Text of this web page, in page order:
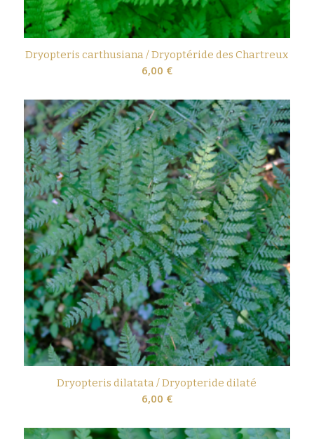
Dryopteris carthusiana / Dryoptéride des Chartreux
6,00 €
Dryopteris dilatata / Dryopteride dilaté
6,00 €